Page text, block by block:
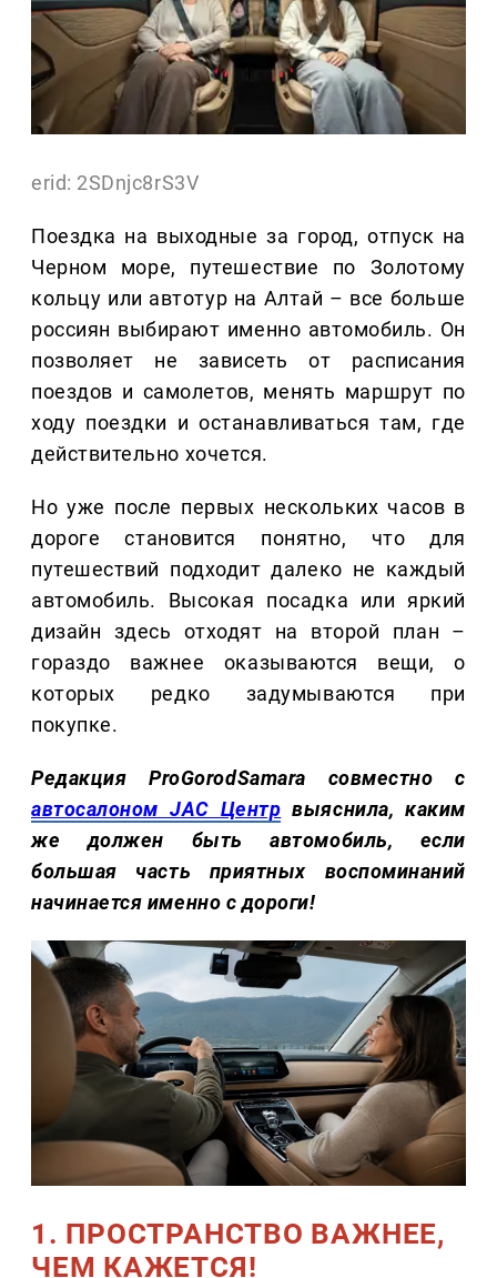
erid: 2SDnjc8rS3V
Поездка на выходные за город, отпуск на
Черном море, путешествие по Золотому
кольцу или автотур на Алтай – все больше
россиян выбирают именно автомобиль. Он
позволяет не зависеть от расписания
поездов и самолетов, менять маршрут по
ходу поездки и останавливаться там, где
действительно хочется.
Но уже после первых нескольких часов в
дороге становится понятно, что для
путешествий подходит далеко не каждый
автомобиль. Высокая посадка или яркий
дизайн здесь отходят на второй план –
гораздо важнее оказываются вещи, о
которых редко задумываются при
покупке.
Редакция ProGorodSamara совместно с
автосалоном JAC Центр выяснила, каким
же должен быть автомобиль, если
большая часть приятных воспоминаний
начинается именно с дороги!
1. ПРОСТРАНСТВО ВАЖНЕЕ,
ЧЕМ КАЖЕТСЯ!